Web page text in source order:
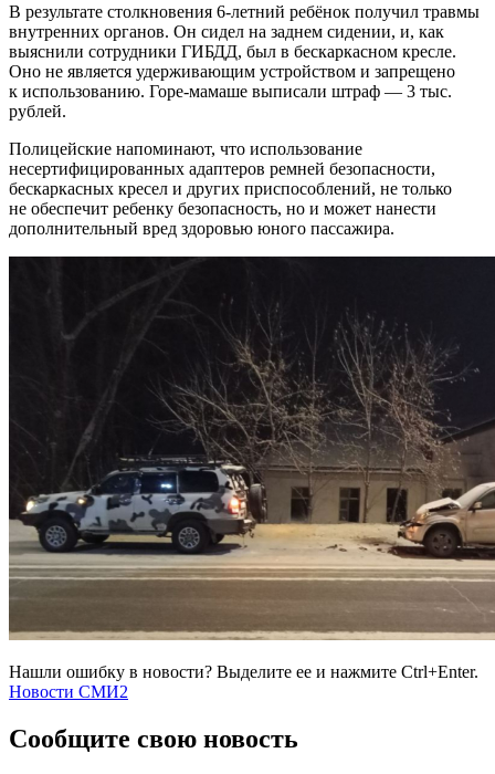
В результате столкновения 6-летний ребёнок получил травмы
внутренних органов. Он сидел на заднем сидении, и, как
выяснили сотрудники ГИБДД, был в бескаркасном кресле.
Оно не является удерживающим устройством и запрещено
к использованию. Горе-мамаше выписали штраф — 3 тыс.
рублей.
Полицейские напоминают, что использование
несертифицированных адаптеров ремней безопасности,
бескаркасных кресел и других приспособлений, не только
не обеспечит ребенку безопасность, но и может нанести
дополнительный вред здоровью юного пассажира.
Нашли ошибку в новости? Выделите ее и нажмите Ctrl+Enter.
Новости СМИ2
Сообщите свою новость